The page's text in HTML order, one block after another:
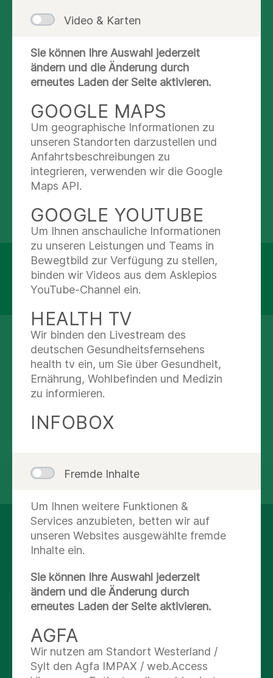
Nachricht schreiben
(040) 8191-2865
(040) 8191-2820
Abteilungen
Psychiatrie und Psychotherapie
Asklepios Westklinikum Hamburg
Suurheid 20
22559 Hamburg
(0 40) 81 91-0
Nachricht schreiben
AUF DEM LAUFENDEN
BLEIBEN
Facebook
X
Youtube
Video & Karten
Sie können Ihre Auswahl jederzeit
ändern und die Änderung durch
erneutes Laden der Seite aktivieren.
GOOGLE MAPS
Um geographische Informationen zu
unseren Standorten darzustellen und
Anfahrtsbeschreibungen zu
integrieren, verwenden wir die Google
Maps API.
GOOGLE YOUTUBE
Um Ihnen anschauliche Informationen
zu unseren Leistungen und Teams in
Bewegtbild zur Verfügung zu stellen,
binden wir Videos aus dem Asklepios
YouTube-Channel ein.
HEALTH TV
Wir binden den Livestream des
deutschen Gesundheitsfernsehens
health tv ein, um Sie über Gesundheit,
Ernährung, Wohlbefinden und Medizin
zu informieren.
INFOBOX
Fremde Inhalte
Um Ihnen weitere Funktionen &
Services anzubieten, betten wir auf
unseren Websites ausgewählte fremde
Inhalte ein.
Sie können Ihre Auswahl jederzeit
ändern und die Änderung durch
erneutes Laden der Seite aktivieren.
AGFA
Wir nutzen am Standort Westerland /
Sylt den Agfa IMPAX / web.Access